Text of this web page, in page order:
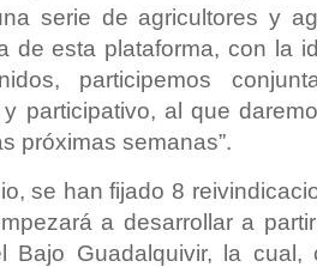
serie de agricultores y
de esta plataforma, con la
participemos
participativo, al que
próximas semanas”.
se han fijado 8
a desarrollar a
Bajo Guadalquivir, la cual,